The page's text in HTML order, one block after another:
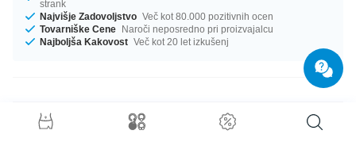
strank
Najvišje Zadovoljstvo Več kot 80.000 pozitivnih ocen
Tovarniške Cene Naroči neposredno pri proizvajalcu
Najboljša Kakovost Več kot 20 let izkušenj
Podrobnosti o izdelku